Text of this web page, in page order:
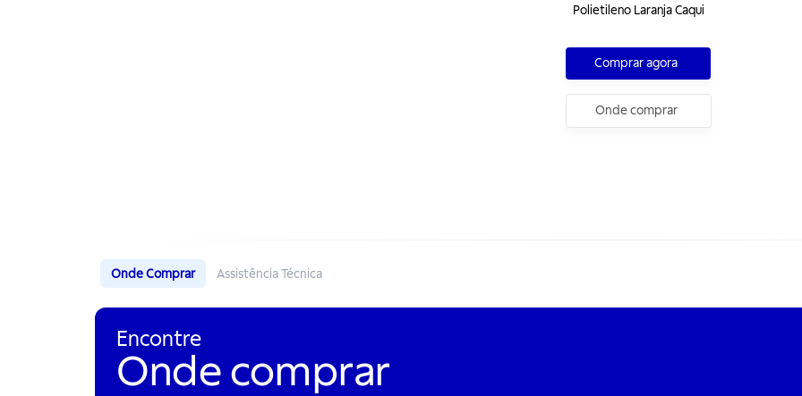
Polietileno Laranja Caqui
Comprar agora
Onde comprar
Onde Comprar Assistência Técnica
Encontre
Onde comprar